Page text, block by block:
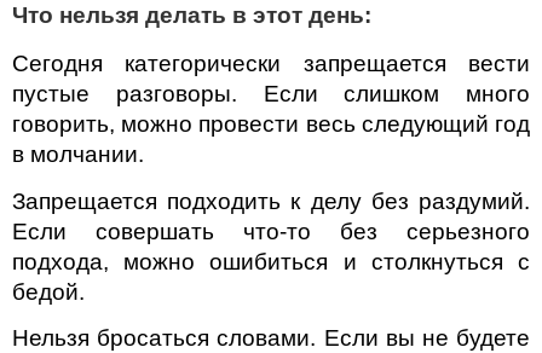
Что нельзя делать в этот день:
Сегодня категорически запрещается вести
пустые разговоры. Если слишком много
говорить, можно провести весь следующий год
в молчании.
Запрещается подходить к делу без раздумий.
Если совершать что-то без серьезного
подхода, можно ошибиться и столкнуться с
бедой.
Нельзя бросаться словами. Если вы не будете